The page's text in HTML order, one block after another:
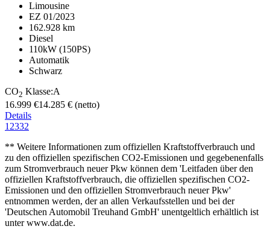
Limousine
EZ 01/2023
162.928 km
Diesel
110kW (150PS)
Automatik
Schwarz
CO2 Klasse:A
16.999 €14.285 € (netto)
Details
1 2332
** Weitere Informationen zum offiziellen Kraftstoffverbrauch und
zu den offiziellen spezifischen CO2-Emissionen und gegebenenfalls
zum Stromverbrauch neuer Pkw können dem 'Leitfaden über den
offiziellen Kraftstoffverbrauch, die offiziellen spezifischen CO2-
Emissionen und den offiziellen Stromverbrauch neuer Pkw'
entnommen werden, der an allen Verkaufsstellen und bei der
'Deutschen Automobil Treuhand GmbH' unentgeltlich erhältlich ist
unter www.dat.de.